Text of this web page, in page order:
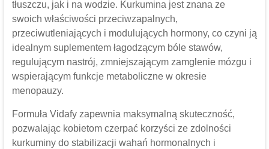
tłuszczu, jak i na wodzie. Kurkumina jest znana ze
swoich właściwości przeciwzapalnych,
przeciwutleniających i modulujących hormony, co czyni ją
idealnym suplementem łagodzącym bóle stawów,
regulującym nastrój, zmniejszającym zamglenie mózgu i
wspierającym funkcje metaboliczne w okresie
menopauzy.
Formuła Vidafy zapewnia maksymalną skuteczność,
pozwalając kobietom czerpać korzyści ze zdolności
kurkuminy do stabilizacji wahań hormonalnych i